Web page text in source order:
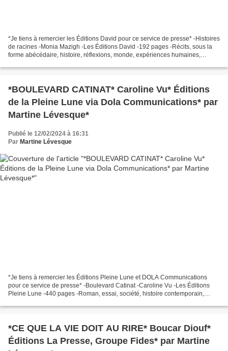
*Je tiens à remercier les Éditions David pour ce service de presse* -Histoires
de racines -Monia Mazigh -Les Éditions David -192 pages -Récits, sous la
forme abécédaire, histoire, réflexions, monde, expériences humaines,
*BOULEVARD CATINAT* Caroline Vu* Éditions
de la Pleine Lune via Dola Communications* par
Martine Lévesque*
Publié le 12/02/2024 à 16:31
Par Martine Lévesque
*Je tiens à remercier les Éditions Pleine Lune et DOLA Communications
pour ce service de presse* -Boulevard Catinat -Caroline Vu -Les Éditions
Pleine Lune -440 pages -Roman, essai, société, histoire contemporain,
*CE QUE LA VIE DOIT AU RIRE* Boucar Diouf*
Éditions La Presse, Groupe Fides* par Martine